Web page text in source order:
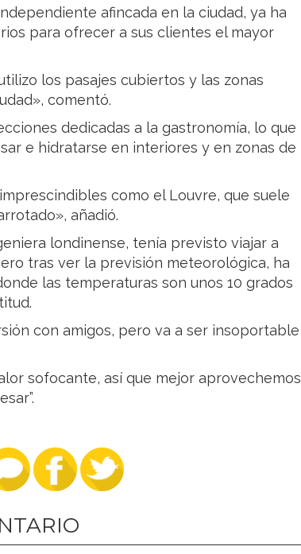
afincada en la ciudad, ya ha
para ofrecer a sus clientes el mayor
los pasajes cubiertos y las zonas
comentó.
dedicadas a la gastronomía, lo que
e hidratarse en interiores y en zonas de
como el Louvre, que suele
añadió.
londinense, tenía previsto viajar a
tras ver la previsión meteorológica, ha
las temperaturas son unos 10 grados
con amigos, pero va a ser insoportable
sofocante, así que mejor aprovechemos